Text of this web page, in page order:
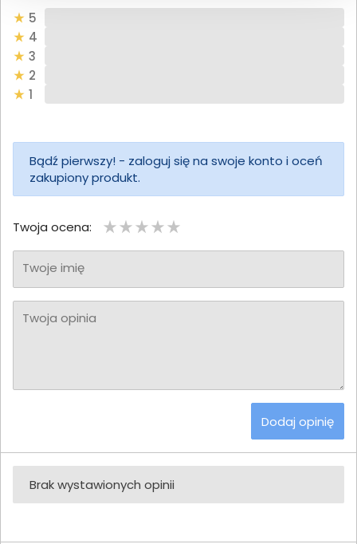
5
4
3
2
1
Bądź pierwszy! - zaloguj się na swoje konto i oceń
zakupiony produkt.
Twoja ocena:
Twoje imię
Twoja opinia
Dodaj opinię
Brak wystawionych opinii